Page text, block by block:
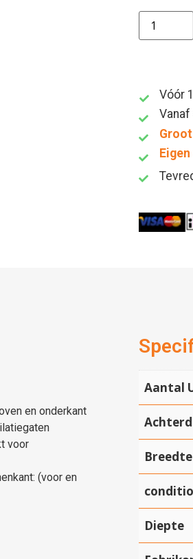
Vóór
Vanaf
en onderkant
voor
(voor en
Aantal
Breedte
Diepte